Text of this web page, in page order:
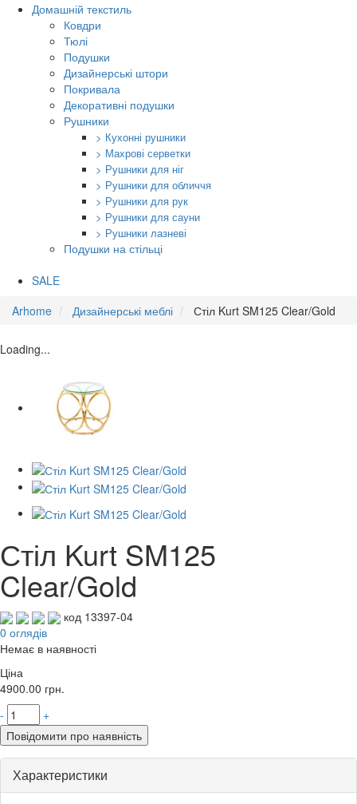
Домашній текстиль
Ковдри
Тюлі
Подушки
Дизайнерські штори
Покривала
Декоративні подушки
Рушники
> Кухонні рушники
> Махрові серветки
> Рушники для ніг
> Рушники для обличчя
> Рушники для рук
> Рушники для сауни
> Рушники лазневі
Подушки на стільці
SALE
Arhome
Дизайнерські меблі Стіл Kurt SM125 Clear/Gold
Loading...
Стіл Kurt SM125
Clear/Gold
код 13397-04
0 оглядів
Немає в наявності
Ціна
4900.00 грн.
-
+
Повідомити про наявність
Характеристики